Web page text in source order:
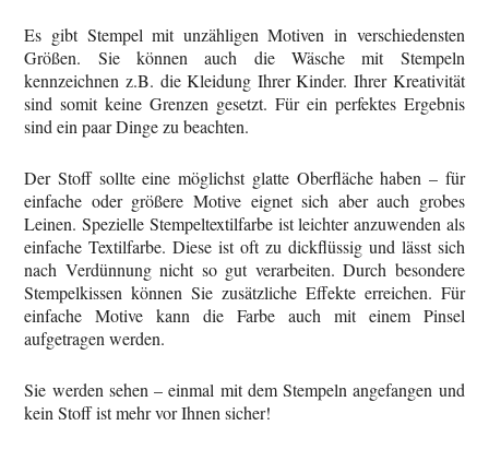
Es gibt Stempel mit unzähligen Motiven in verschiedensten
Größen. Sie können auch die Wäsche mit Stempeln
kennzeichnen z.B. die Kleidung Ihrer Kinder. Ihrer Kreativität
sind somit keine Grenzen gesetzt. Für ein perfektes Ergebnis
sind ein paar Dinge zu beachten.
Der Stoff sollte eine möglichst glatte Oberfläche haben – für
einfache oder größere Motive eignet sich aber auch grobes
Leinen. Spezielle Stempeltextilfarbe ist leichter anzuwenden als
einfache Textilfarbe. Diese ist oft zu dickflüssig und lässt sich
nach Verdünnung nicht so gut verarbeiten. Durch besondere
Stempelkissen können Sie zusätzliche Effekte erreichen. Für
einfache Motive kann die Farbe auch mit einem Pinsel
aufgetragen werden.
Sie werden sehen – einmal mit dem Stempeln angefangen und
kein Stoff ist mehr vor Ihnen sicher!